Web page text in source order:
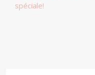
spéciale!